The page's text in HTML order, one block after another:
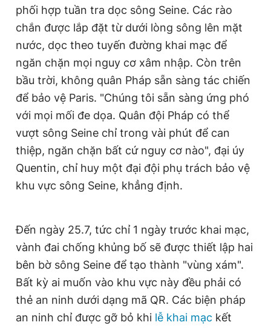
phối hợp tuần tra dọc sông Seine. Các rào
chắn được lắp đặt từ dưới lòng sông lên mặt
nước, dọc theo tuyến đường khai mạc để
ngăn chặn mọi nguy cơ xâm nhập. Còn trên
bầu trời, không quân Pháp sẵn sàng tác chiến
để bảo vệ Paris. "Chúng tôi sẵn sàng ứng phó
với mọi mối đe dọa. Quân đội Pháp có thể
vượt sông Seine chỉ trong vài phút để can
thiệp, ngăn chặn bất cứ nguy cơ nào", đại úy
Quentin, chỉ huy một đại đội phụ trách bảo vệ
khu vực sông Seine, khẳng định.
Đến ngày 25.7, tức chỉ 1 ngày trước khai mạc,
vành đai chống khủng bố sẽ được thiết lập hai
bên bờ sông Seine để tạo thành "vùng xám".
Bất kỳ ai muốn vào khu vực này đều phải có
thẻ an ninh dưới dạng mã QR. Các biện pháp
an ninh chỉ được gỡ bỏ khi lễ khai mạc kết